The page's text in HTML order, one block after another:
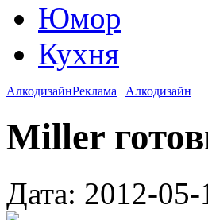
Юмор
Кухня
АлкодизайнРеклама | Алкодизайн
Miller
Дата: 2012-